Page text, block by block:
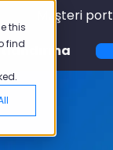
this
find
Müşteri
alt menüyü göster